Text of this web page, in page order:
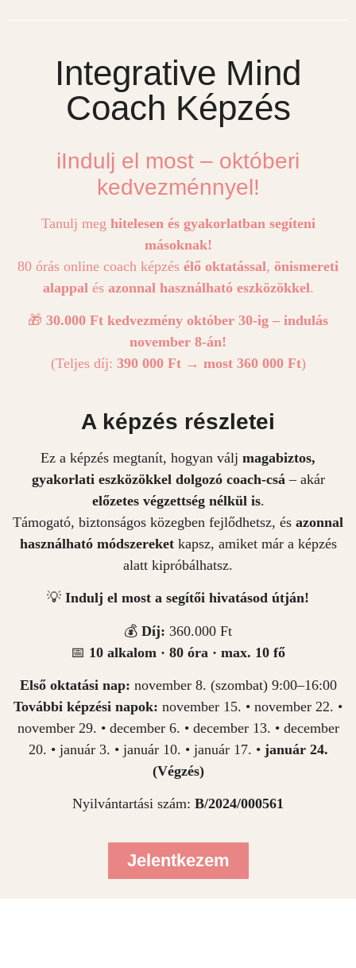
Integrative Mind
Coach Képzés
iIndulj el most – októberi
kedvezménnyel!
Tanulj meg hitelesen és gyakorlatban segíteni
másoknak!
80 órás online coach képzés élő oktatással, önismereti
alappalés azonnal használható eszközökkel.
🎁 30.000 Ft kedvezmény október 30-ig – indulás
november 8-án!
(Teljes díj: 390 000 Ft → most 360 000 Ft)
A képzés részletei
Ez a képzés megtanít, hogyan válj magabiztos,
gyakorlati eszközökkel dolgozó coach-csá – akár
előzetes végzettség nélkül is.
Támogató, biztonságos közegben fejlődhetsz, és azonnal
használható módszereketkapsz, amiket már a képzés
alatt kipróbálhatsz.
💡 Indulj el most a segítői hivatásod útján!
💰 Díj: 360.000 Ft
📅 10 alkalom · 80 óra · max. 10 fő
Első oktatási nap: november 8. (szombat) 9:00–16:00
További képzési napok: november 15. • november 22. •
november 29. • december 6. • december 13. • december
20. • január 3. • január 10. • január 17. • január 24.
(Végzés)
Nyilvántartási szám: B/2024/000561
Jelentkezem